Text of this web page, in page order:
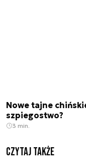
Nowe tajne
szpiegostwo?
3 min.
Czytaj także